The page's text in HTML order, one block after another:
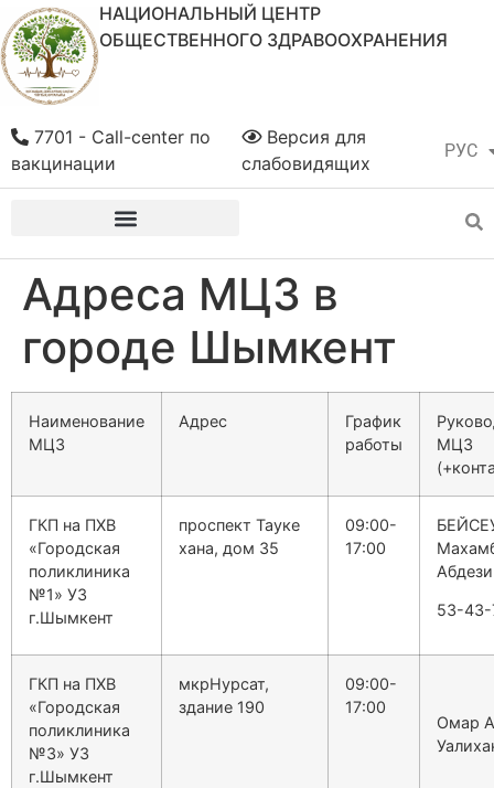
НАЦИОНАЛЬНЫЙ ЦЕНТР
ОБЩЕСТВЕННОГО ЗДРАВООХРАНЕНИЯ
РУС
ҚАЗ
Версия для
слабовидящих
7701 - Call-center по
вакцинации
Адреса МЦЗ в
городе Шымкент
Наименование
МЦЗ
Адрес
График
работы
МЦЗ
ГКП на ПХВ
«Городская
поликлиника
№1» УЗ
г.Шымкент
проспект Тауке
хана, дом 35
09:00-
17:00
53-43-
ГКП на ПХВ
«Городская
поликлиника
№3» УЗ
г.Шымкент
мкрНурсат,
здание 190
09:00-
17:00
Омар